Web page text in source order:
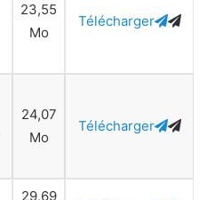
23,55
Mo
Télécharger
24,07
Mo
Télécharger
29,69